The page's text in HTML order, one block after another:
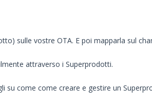
sulle vostre OTA. E poi mapparla sul
attraverso i Superprodotti.
su come come creare e gestire un